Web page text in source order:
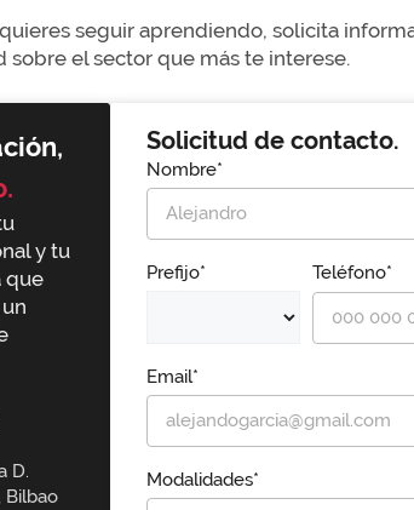
seguir aprendiendo, solicita
el sector que más te interese.
y tu
que
D.
Bilbao
Solicitud de contacto.
Nombre*
Prefijo* Teléfono*
Email*
Modalidades*